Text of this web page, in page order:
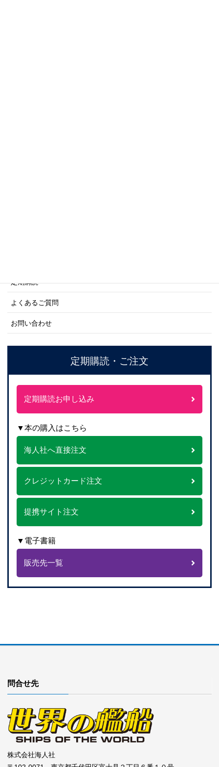
定期購読
よくあるご質問
お問い合わせ
定期購読・ご注文
定期購読お申し込み
▼本の購入はこちら
海人社へ直接注文
クレジットカード注文
提携サイト注文
▼電子書籍
販売先一覧
問合せ先
株式会社海人社